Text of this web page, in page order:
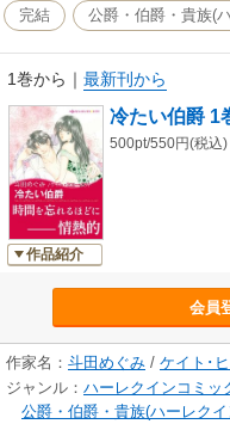
完結 公爵・伯爵・貴族(
1巻から ｜ 最新刊から
作品紹介
冷たい伯爵 1
500pt/550円(税込)
会員
作家名： 斗田めぐみ / ケイト･
ジャンル： ハーレクインコミッ
公爵・伯爵・貴族(ハーレク